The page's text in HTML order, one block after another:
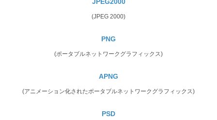
(JPEG 2000)
PNG
(ポータブルネットワークグラフィックス)
APNG
(アニメーション化されたポータブルネットワークグラフィックス)
PSD